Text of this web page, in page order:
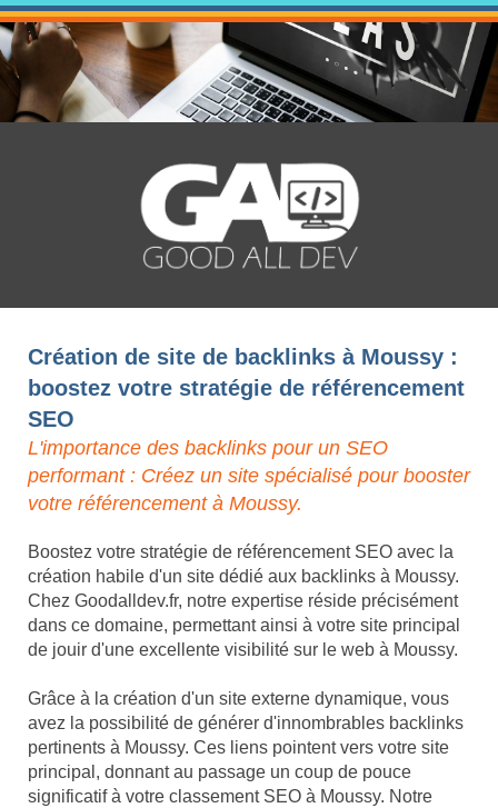
Création de site de backlinks à Moussy :
boostez votre stratégie de référencement
SEO
L'importance des backlinks pour un SEO
performant : Créez un site spécialisé pour booster
votre référencement à Moussy.
Boostez votre stratégie de référencement SEO avec la
création habile d'un site dédié aux backlinks à Moussy.
Chez Goodalldev.fr, notre expertise réside précisément
dans ce domaine, permettant ainsi à votre site principal
de jouir d'une excellente visibilité sur le web à Moussy.
Grâce à la création d'un site externe dynamique, vous
avez la possibilité de générer d'innombrables backlinks
pertinents à Moussy. Ces liens pointent vers votre site
principal, donnant au passage un coup de pouce
significatif à votre classement SEO à Moussy. Notre